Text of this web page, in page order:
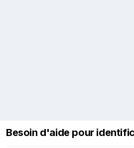
Besoin d'aide pour